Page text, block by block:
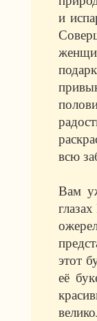
и
всю
Вам
этот
её